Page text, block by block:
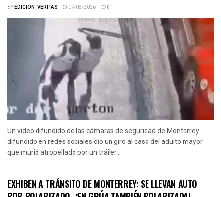
BYEDICION_VERITAS 07/08/2026 0
Un video difundido de las cámaras de seguridad de Monterrey
difundido en redes sociales dio un giro al caso del adulto mayor
que murió atropellado por un tráiler...
EXHIBEN A TRÁNSITO DE MONTERREY: SE LLEVAN AUTO